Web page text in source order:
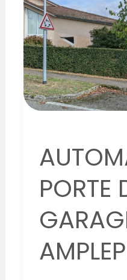
PORTE
DE
GARAGE
A
AMPLEPUIS
(69)